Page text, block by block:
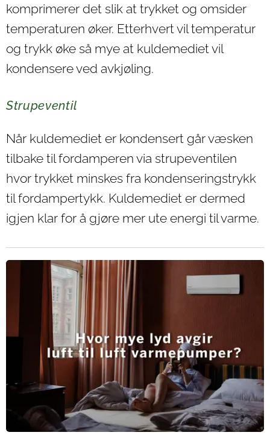
komprimerer det slik at trykket og omsider
temperaturen øker. Etterhvert vil temperatur
og trykk øke så mye at kuldemediet vil
kondensere ved avkjøling.
Strupeventil
Når kuldemediet er kondensert går væsken
tilbake til fordamperen via strupeventilen
hvor trykket minskes fra kondenseringstrykk
til fordampertykk. Kuldemediet er dermed
igjen klar for å gjøre mer ute energi til varme.